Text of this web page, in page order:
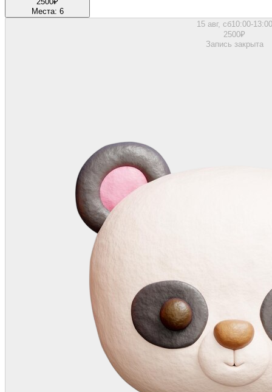
Места: 6
15 авг, сб10:00-13:00
2500₽
Запись закрыта